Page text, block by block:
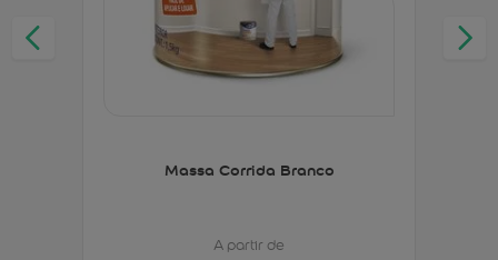
Massa Corrida Branco
A partir de